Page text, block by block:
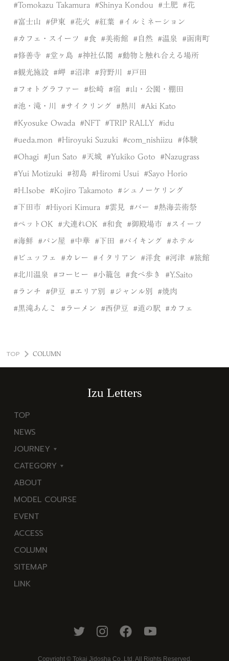
Tomokazu Takamura Shinya Kondou 土肥 花
富士山 伊東 花火 紅葉 イルミネーション
カフェ・スイーツ 食 美術館 自然 温泉 函南町
修善寺 堂ヶ島 神社仏閣 動物と触れ合える場所
観光施設 岬 沼津 狩野川 戸田
フォトグラファー 松崎 宿 山・公園・棚田
池・滝・川 サイクリング 熱川 Aki Kato
Kyosuke Owada NFT TRIP RALLY idu
ueda.mon Hiroyuki Suzuki com_nishiizu 体験
Ohagi Jun Sato 天城 Yukiko Goto Nazugrass
Yui Motizuki 初島 Hiromi Usui Sayo Horio
H.Isobe Kojiro Takamoto シュノーケリング
下田市 Hiyori Kimura 雲見 バー 熱海芸術祭
ペットOK 犬連れOK 和食 御殿場市 スイーツ
海鮮 パン屋 中華 下田 バイキング ホテル
ビュッフェ カレー イタリアン 洋食 河津 旅館
北川温泉 コーヒー 小籠包 食べ歩き Y.Saito
ランチ 伊豆 エリア別 ジャンル別 焼肉
黒滝あんこ ラーメン 西伊豆 道の駅 カフェ
TOP COLUMN
Izu Letters
TOP
NEWS
JOURNEY
東
伊
豆
西
伊
豆
南
伊
CATEGORY
海
岬
温
泉
花
池・
滝・
ABOUT
MODEL COURSE
EVENT
ACCESS
COLUMN
SITEMAP
LINK
Copyright © Tokai Jidosha Co.,Ltd. All Rights Reserved.